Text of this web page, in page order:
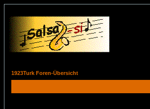
1923Turk Foren-Übersicht